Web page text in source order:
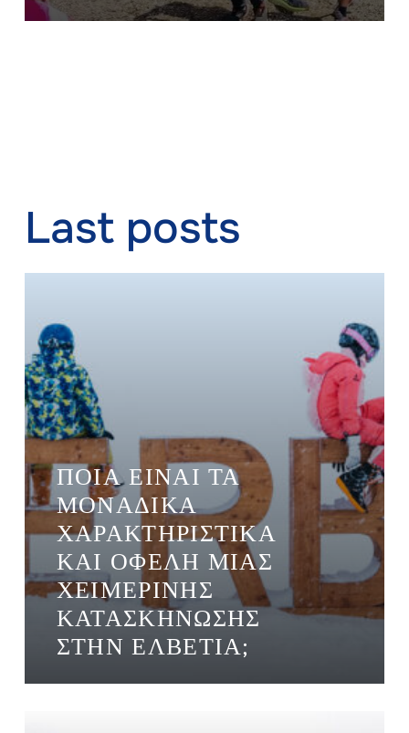
Last posts
ΠΟΙΑ ΕΊΝΑΙ ΤΑ
ΜΟΝΑΔΙΚΆ
ΧΑΡΑΚΤΗΡΙΣΤΙΚΆ
ΚΑΙ ΟΦΈΛΗ ΜΙΑΣ
ΧΕΙΜΕΡΙΝΉΣ
ΚΑΤΑΣΚΉΝΩΣΗΣ
ΣΤΗΝ ΕΛΒΕΤΊΑ;